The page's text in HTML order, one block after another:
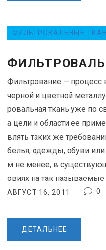
ФИЛЬТРОВАЛЬНЫЕ
Фильтрование — процесс
черной и цветной
ровальная ткань уже по
а цели и области ее
влять таких же
белья, одежды, обуви или
м не менее, в
овиях на так
АВГУСТ 16, 2011 0
ДЕТАЛЬНЕЕ